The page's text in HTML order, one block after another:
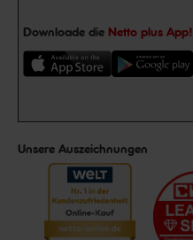
Downloade die Netto plus App!
Unsere Auszeichnungen